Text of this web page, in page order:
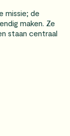
missie; de
maken. Ze
staan centraal